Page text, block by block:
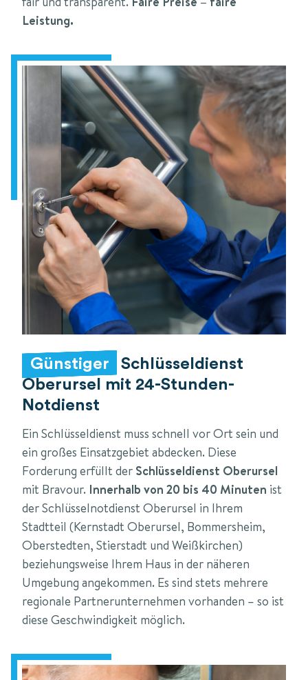
Leistung.
Günstiger
Schlüsseldienst
Oberursel mit 24-Stunden-
Notdienst
Ein Schlüsseldienst muss schnell vor Ort sein und
ein großes Einsatzgebiet abdecken. Diese
Forderung erfüllt der Schlüsseldienst Oberursel
mit Bravour. Innerhalb von 20 bis 40 Minuten ist
der Schlüsselnotdienst Oberursel in Ihrem
Stadtteil (Kernstadt Oberursel, Bommersheim,
Oberstedten, Stierstadt und Weißkirchen)
beziehungsweise Ihrem Haus in der näheren
Umgebung angekommen. Es sind stets mehrere
regionale Partnerunternehmen vorhanden – so ist
diese Geschwindigkeit möglich.